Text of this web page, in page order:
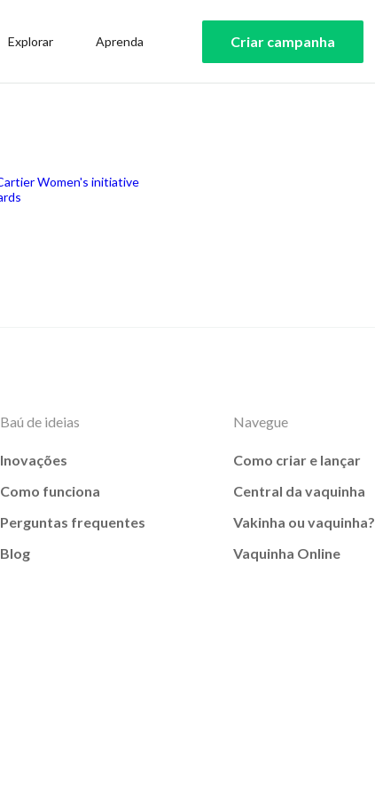
Explorar Aprenda Criar campanha
Baú de ideias
Inovações
Como funciona
Perguntas frequentes
Blog
Navegue
Como criar e lançar
Central da vaquinha
Vakinha ou vaquinha?
Vaquinha Online